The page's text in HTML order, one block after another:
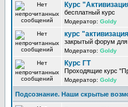
Курс
бесплатный курс
Модератор: Goldy
курс
закрытый форум
Модератор: Goldy
Курс ГТ
Проходящие курс
Модератор: Goldy
Подсознание. Наши скрытые